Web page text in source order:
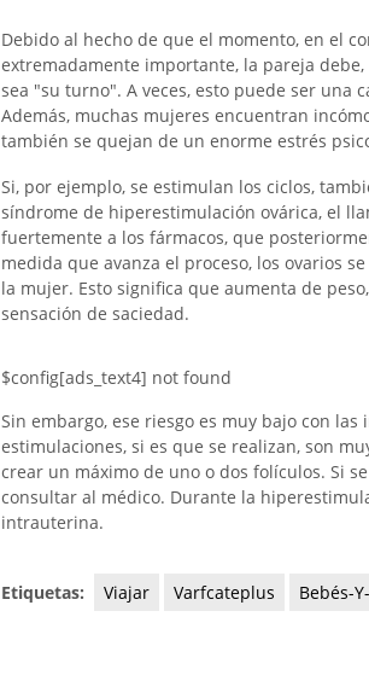
Debido al hecho de que el momento, en el
extremadamente importante, la pareja
sea "su turno". A veces, esto puede ser una
Además, muchas mujeres encuentran
también se quejan de un enorme estrés
Si, por ejemplo, se estimulan los ciclos,
síndrome de hiperestimulación ovárica, el
fuertemente a los fármacos, que
medida que avanza el proceso, los ovarios
la mujer. Esto significa que aumenta de
sensación de saciedad.
$config[ads_text4] not found
Sin embargo, ese riesgo es muy bajo con
estimulaciones, si es que se realizan, son
crear un máximo de uno o dos folículos. Si
consultar al médico. Durante la
intrauterina.
Etiquetas: Viajar Varfcateplus Bebés-